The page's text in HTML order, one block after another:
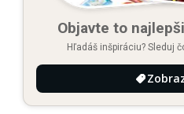
Objavte to
Hľadáš inšpiráciu? Sleduj